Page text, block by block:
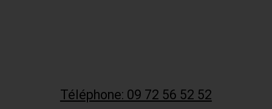
Téléphone: 09 72 56 52 52